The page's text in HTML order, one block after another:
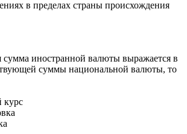
в пределах страны происхождения
сумма иностранной валюты выражается в
суммы национальной валюты, то
курс